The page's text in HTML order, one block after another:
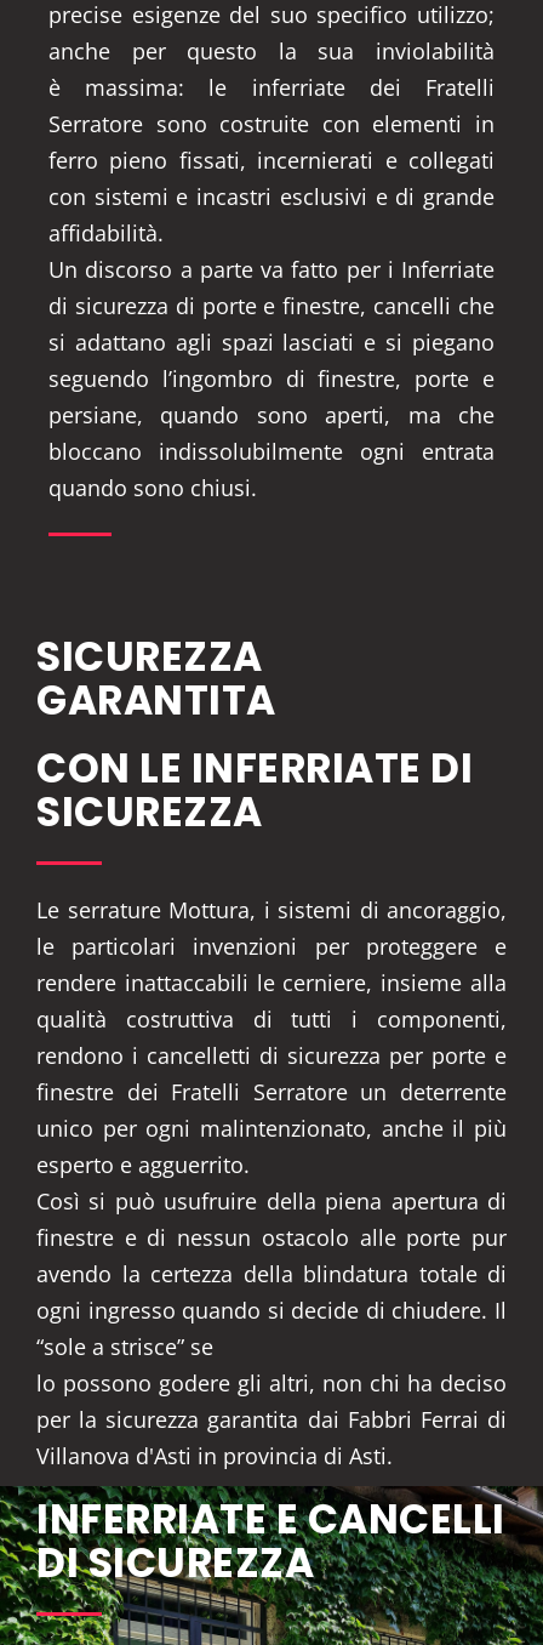
precise esigenze del suo specifico utilizzo;
anche per questo la sua inviolabilità
è massima: le inferriate dei Fratelli
Serratore sono costruite con elementi in
ferro pieno fissati, incernierati e collegati
con sistemi e incastri esclusivi e di grande
affidabilità.
Un discorso a parte va fatto per i Inferriate
di sicurezza di porte e finestre, cancelli che
si adattano agli spazi lasciati e si piegano
seguendo l’ingombro di finestre, porte e
persiane, quando sono aperti, ma che
bloccano indissolubilmente ogni entrata
quando sono chiusi.
SICUREZZA
GARANTITA
CON LE INFERRIATE DI
SICUREZZA
Le serrature Mottura, i sistemi di ancoraggio,
le particolari invenzioni per proteggere e
rendere inattaccabili le cerniere, insieme alla
qualità costruttiva di tutti i componenti,
rendono i cancelletti di sicurezza per porte e
finestre dei Fratelli Serratore un deterrente
unico per ogni malintenzionato, anche il più
esperto e agguerrito.
Così si può usufruire della piena apertura di
finestre e di nessun ostacolo alle porte pur
avendo la certezza della blindatura totale di
ogni ingresso quando si decide di chiudere. Il
“sole a strisce” se
lo possono godere gli altri, non chi ha deciso
per la sicurezza garantita dai Fabbri Ferrai di
Villanova d'Asti in provincia di Asti.
INFERRIATE E CANCELLI
DI SICUREZZA